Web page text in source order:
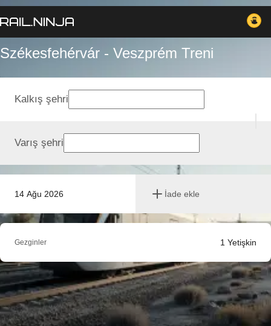
Székesfehérvár - Veszprém Treni
14 Ağu 2026 İade ekle
Kalkış şehri
Varış şehri
Gezginler 1 Yetişkin